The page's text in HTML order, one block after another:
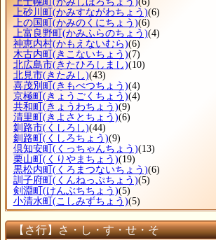
上砂川町(かみすながわちょう)(6)
上の国町(かみのくにちょう)(6)
上富良野町(かみふらのちょう)(4)
神恵内村(かもえないむら)(6)
木古内町(きこないちょう)(7)
北広島市(きたひろしまし)(10)
北見市(きたみし)(43)
喜茂別町(きもべつちょう)(4)
京極町(きょうごくちょう)(4)
共和町(きょうわちょう)(9)
清里町(きよさとちょう)(6)
釧路市(くしろし)(44)
釧路町(くしろちょう)(9)
倶知安町(くっちゃんちょう)(13)
栗山町(くりやまちょう)(19)
黒松内町(くろまつないちょう)(6)
訓子府町(くんねっぷちょう)(5)
剣淵町(けんぶちちょう)(5)
小清水町(こしみずちょう)(5)
【さ行】さ・し・す・せ・そ